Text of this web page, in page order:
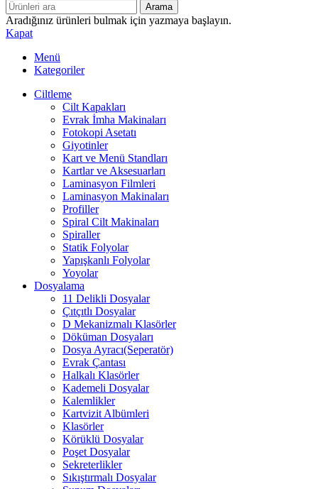
Arama
Aradığınız ürünleri bulmak için yazmaya başlayın.
Kapat
Menü
Kategoriler
Ciltleme
Cilt Kapakları
Evrak İmha Makinaları
Fotokopi Asetatı
Giyotinler
Kart ve Menü Standları
Kartlar ve Aksesuarları
Laminasyon Filmleri
Laminasyon Makinaları
Profiller
Spiral Cilt Makinaları
Spiraller
Statik Folyolar
Yapışkanlı Folyolar
Yoyolar
Dosyalama
11 Delikli Dosyalar
Çıtçıtlı Dosyalar
D Mekanizmalı Klasörler
Döküman Dosyaları
Dosya Ayracı(Seperatör)
Evrak Çantası
Halkalı Klasörler
Kademeli Dosyalar
Kalemlikler
Kartvizit Albümleri
Klasörler
Körüklü Dosyalar
Poşet Dosyalar
Sekreterlikler
Sıkıştırmalı Dosyalar